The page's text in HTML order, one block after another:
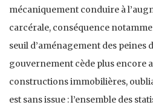
mécaniquement conduire à
carcérale, conséquence
seuil d’aménagement des peines
gouvernement cède plus encore
constructions immobilières,
est sans issue : l’ensemble des